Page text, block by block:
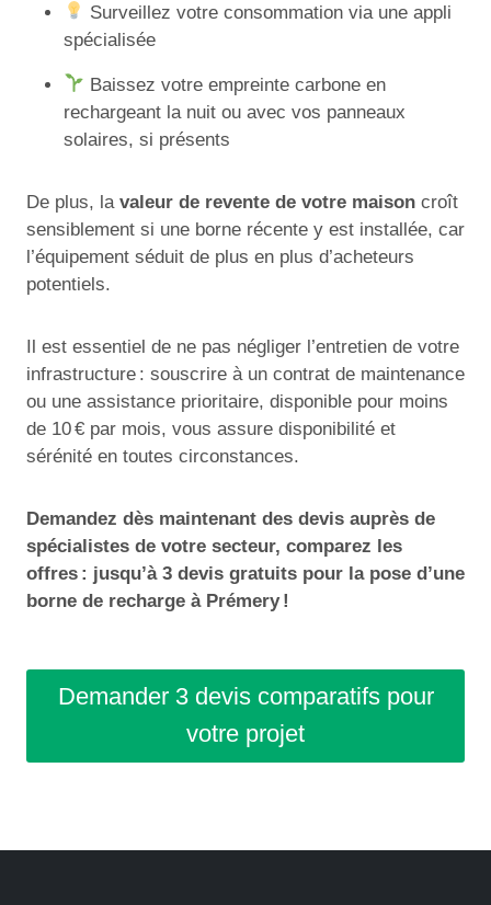
Surveillez votre consommation via une appli
spécialisée
Baissez votre empreinte carbone en
rechargeant la nuit ou avec vos panneaux
solaires, si présents
De plus, la valeur de revente de votre maison croît
sensiblement si une borne récente y est installée, car
l’équipement séduit de plus en plus d’acheteurs
potentiels.
Il est essentiel de ne pas négliger l’entretien de votre
infrastructure : souscrire à un contrat de maintenance
ou une assistance prioritaire, disponible pour moins
de 10 € par mois, vous assure disponibilité et
sérénité en toutes circonstances.
Demandez dès maintenant des devis auprès de
spécialistes de votre secteur, comparez les
offres : jusqu’à 3 devis gratuits pour la pose d’une
borne de recharge à Prémery !
Demander 3 devis comparatifs pour
votre projet